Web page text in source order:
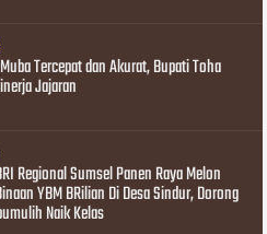
Tercepat dan Akurat, Bupati Toha
Jajaran
Regional Sumsel Panen Raya Melon
YBM BRilian Di Desa Sindur, Dorong
Naik Kelas